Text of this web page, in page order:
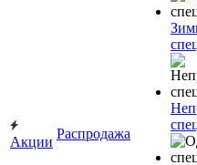
Акции
Распродажа